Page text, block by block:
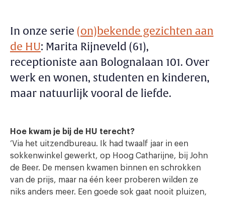
In onze serie (on)bekende gezichten aan
de HU: Marita Rijneveld (61),
receptioniste aan Bolognalaan 101. Over
werk en wonen, studenten en kinderen,
maar natuurlijk vooral de liefde.
Hoe kwam je bij de HU terecht?
‘Via het uitzendbureau. Ik had twaalf jaar in een
sokkenwinkel gewerkt, op Hoog Catharijne, bij John
de Beer. De mensen kwamen binnen en schrokken
van de prijs, maar na één keer proberen wilden ze
niks anders meer. Een goede sok gaat nooit pluizen,